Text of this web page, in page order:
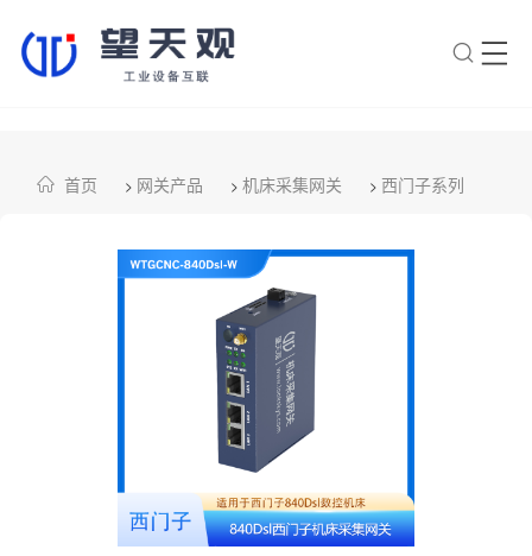
首页 > 网关产品 > 机床采集网关 > 西门子系列
1.望天观网关如何选型？
2.望天观网关支持哪些组网方
3.网关与软采方案如何选择？